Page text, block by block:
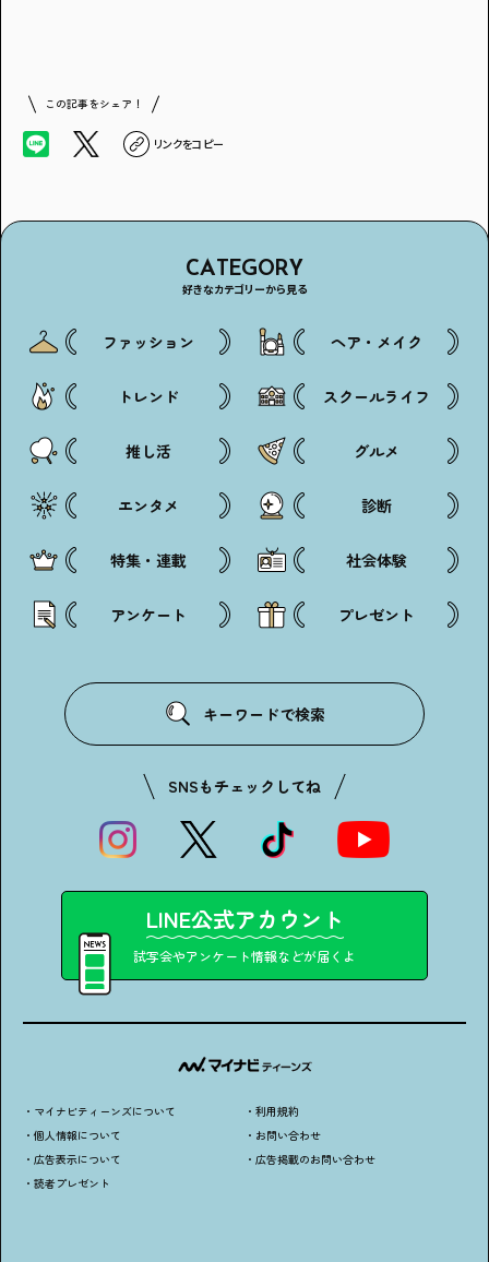
この記事をシェア！
リンクをコピー
CATEGORY
好きなカテゴリーから見る
ファッション ヘア・メイク
トレンド スクールライフ
推し活 グルメ
エンタメ 診断
特集・連載 社会体験
アンケート プレゼント
キーワードで検索
SNSもチェックしてね
LINE公式アカウント
試写会やアンケート情報などが届くよ
・マイナビティーンズについて
・個人情報について
・広告表示について
・読者プレゼント
・利用規約
・お問い合わせ
・広告掲載のお問い合わせ